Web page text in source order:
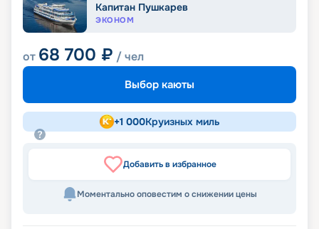
Капитан Пушкарев
ЭКОНОМ
от 68 700 ₽ / чел
Выбор каюты
+1 000Круизных миль
Добавить в избранное
Моментально оповестим о снижении цены